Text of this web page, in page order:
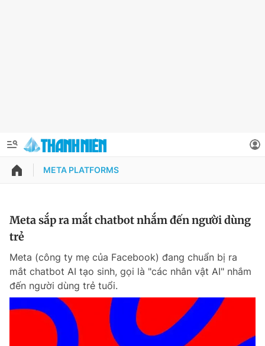
QUẢNG CÁO
Chuyên mục khác
Chào ngày mới Tin 24h
Tin thị trường
Thông tin tài khoản
Tin đã lưu
Tin đã xem
Đăng xuất
META PLATFORMS
Meta sắp ra mắt chatbot nhắm đến người dùng
trẻ
Meta (công ty mẹ của Facebook) đang chuẩn bị ra
mắt chatbot AI tạo sinh, gọi là "các nhân vật AI" nhắm
đến người dùng trẻ tuổi.